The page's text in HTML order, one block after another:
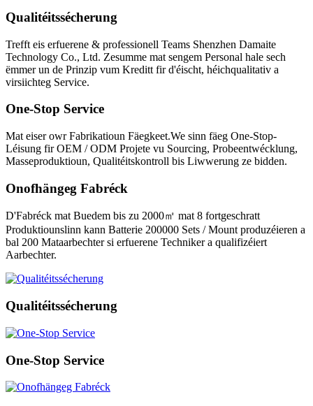
Qualitéitssécherung
Trefft eis erfuerene & professionell Teams Shenzhen Damaite
Technology Co., Ltd. Zesumme mat sengem Personal hale sech
ëmmer un de Prinzip vum Kreditt fir d'éischt, héichqualitativ a
virsiichteg Service.
One-Stop Service
Mat eiser owr Fabrikatioun Fäegkeet.We sinn fäeg One-Stop-
Léisung fir OEM / ODM Projete vu Sourcing, Probeentwécklung,
Masseproduktioun, Qualitéitskontroll bis Liwwerung ze bidden.
Onofhängeg Fabréck
D'Fabréck mat Buedem bis zu 2000㎡ mat 8 fortgeschratt
Produktiounslinn kann Batterie 200000 Sets / Mount produzéieren a
bal 200 Mataarbechter si erfuerene Techniker a qualifizéiert
Aarbechter.
Qualitéitssécherung
One-Stop Service